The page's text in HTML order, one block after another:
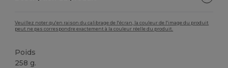
Veuillez noter qu'en raison du calibrage de l'écran, la couleur de l'image du produit
peut ne pas correspondre exactement à la couleur réelle du produit.
Poids
258 g.